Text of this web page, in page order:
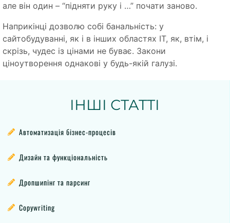
але він один – “підняти руку і …” почати заново.
Наприкінці дозволю собі банальність: у
сайтобудуванні, як і в інших областях IT, як, втім, і
скрізь, чудес із цінами не буває. Закони
ціноутворення однакові у будь-якій галузі.
ІНШІ СТАТТІ
Автоматизація бізнес-процесів
Дизайн та функціональність
Дропшипінг та парсинг
Copywriting